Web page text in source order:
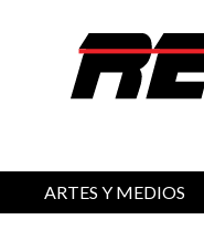
ARTES Y MEDIOS